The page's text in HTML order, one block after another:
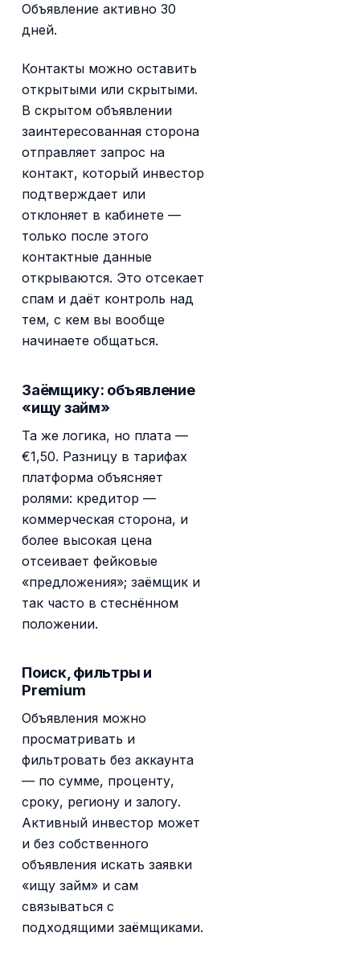
Объявление активно 30
дней.
Контакты можно оставить
открытыми или скрытыми.
В скрытом объявлении
заинтересованная сторона
отправляет запрос на
контакт, который инвестор
подтверждает или
отклоняет в кабинете —
только после этого
контактные данные
открываются. Это отсекает
спам и даёт контроль над
тем, с кем вы вообще
начинаете общаться.
Заёмщику: объявление
«ищу займ»
Та же логика, но плата —
€1,50. Разницу в тарифах
платформа объясняет
ролями: кредитор —
коммерческая сторона, и
более высокая цена
отсеивает фейковые
«предложения»; заёмщик и
так часто в стеснённом
положении.
Поиск, фильтры и
Premium
Объявления можно
просматривать и
фильтровать без аккаунта
— по сумме, проценту,
сроку, региону и залогу.
Активный инвестор может
и без собственного
объявления искать заявки
«ищу займ» и сам
связываться с
подходящими заёмщиками.